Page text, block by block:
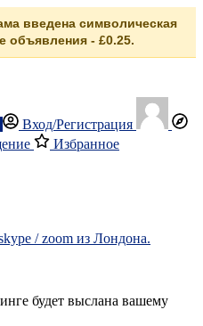
введена символическая
объявления - £0.25.
Вход/Регистрация
Избранное
/ zoom из Лондона.
будет выслана вашему